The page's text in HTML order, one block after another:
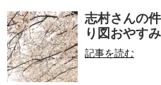
志村さんの
り図おやす
記事を読む